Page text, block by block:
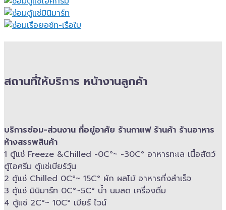
สถานที่ให้บริการ หน้างานลูกค้า
บริการซ่อม-​ส่วนงาน ที่อยู่อาศัย ร้านกาแฟ ร้านค้า ร้านอาหาร
ห้างสรรพสินค้า
1 ตู้แช่ Freeze &​Chilled -​0C°~ -​30C° อาหารทะเล เนื้อสัตว์
ตู้ไอศรีม ตู้แช่เบียร์วุ้น
2 ตู้แช่ Chilled​ 0C°~ 15C° ผัก ผลไม้ อาหารกึ่งสำเร็จ
3 ตู้แช่​ มินิมาร์ท 0C°~5C° น้ำ นมสด เครื่องดื่ม
4 ตู้แช่ 2C°~ 10​C° เบียร์ ไวน์